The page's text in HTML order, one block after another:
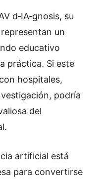
d‑IA‑gnosis, su
un
educativo
práctica. Si este
hospitales,
podría
del
artificial está
para convertirse